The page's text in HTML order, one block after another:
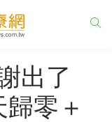
出了
零＋